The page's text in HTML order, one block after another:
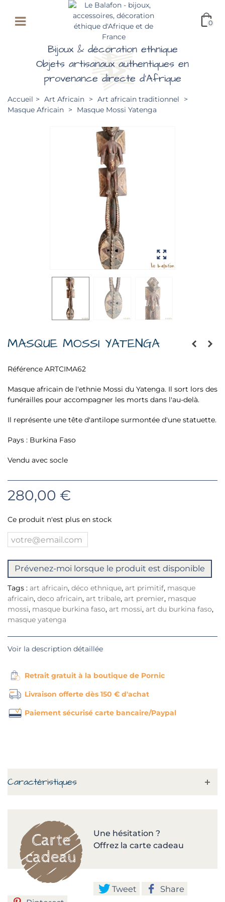
0
Bijoux & décoration ethnique
Objets artisanaux authentiques en
provenance directe d'Afrique
Accueil > Art Africain > Art africain traditionnel
>
Masque Africain > Masque Mossi Yatenga
MASQUE MOSSI YATENGA
Référence ARTCIMA62
Masque africain de l'ethnie Mossi du Yatenga. Il sort lors des
funérailles pour accompagner les morts dans l'au-delà.
Il représente une tête d'antilope surmontée d'une statuette.
Pays : Burkina Faso
Vendu avec socle
280,00 €
Ce produit n'est plus en stock
Prévenez-moi lorsque le produit est disponible
Tags : art africain, déco ethnique, art primitif, masque
africain, deco africain, art tribale, art premier, masque
mossi, masque burkina faso, art mossi, art du burkina faso,
masque yatenga
Voir la description détaillée
Retrait gratuit à la boutique de Pornic
Livraison offerte dès 150 € d'achat
Paiement sécurisé carte bancaire/Paypal
Caractéristiques
Une hésitation ?
Offrez la carte cadeau
Tweet
Share